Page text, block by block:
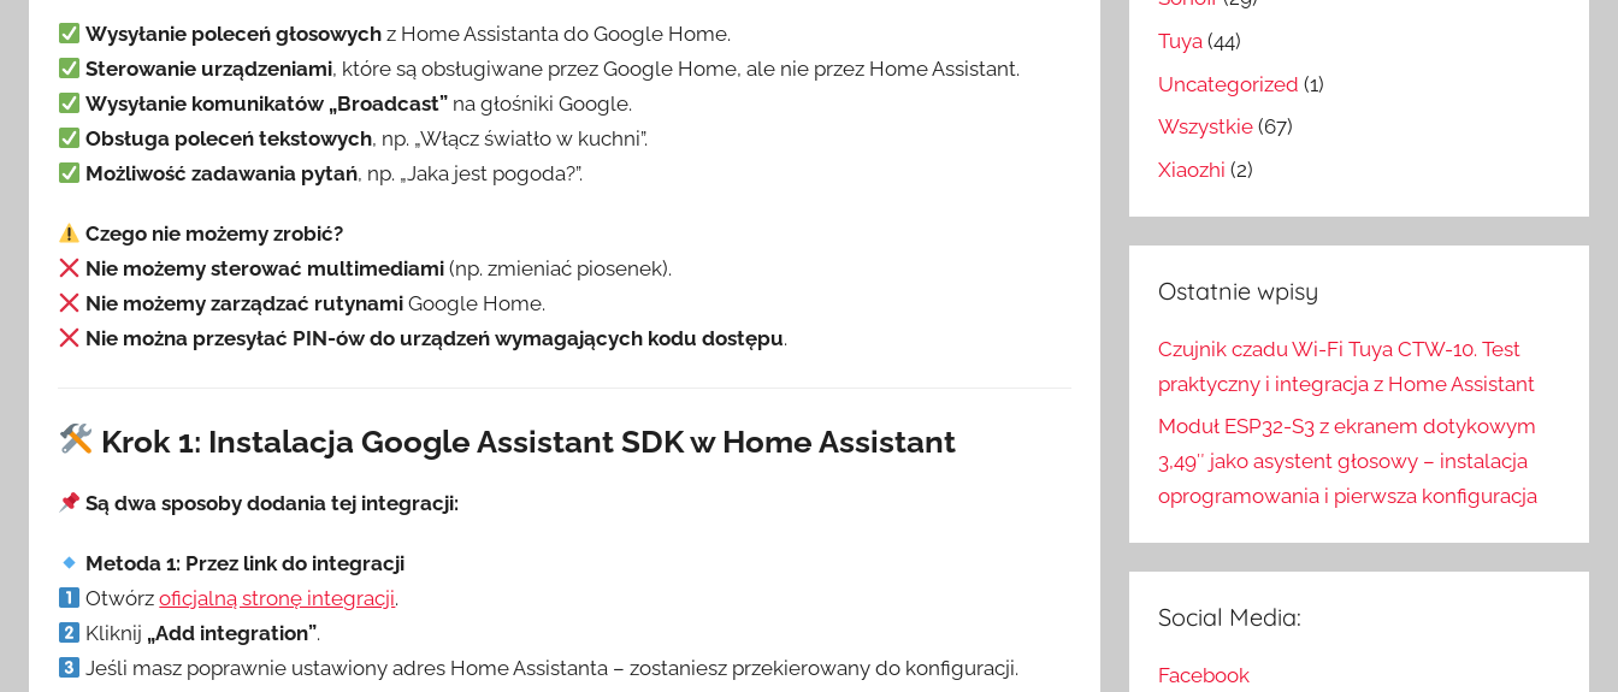
Wysyłanie poleceń głosowych z Home Assistanta do Google Home.
Sterowanie urządzeniami, które są obsługiwane przez Google Home, ale nie przez Home Assistant.
Wysyłanie komunikatów „Broadcast” na głośniki Google.
Obsługa poleceń tekstowych, np. „Włącz światło w kuchni”.
Możliwość zadawania pytań, np. „Jaka jest pogoda?”.
Czego nie możemy zrobić?
Nie możemy sterować multimediami (np. zmieniać piosenek).
Nie możemy zarządzać rutynami Google Home.
Nie można przesyłać PIN-ów do urządzeń wymagających kodu dostępu.
Krok 1: Instalacja Google Assistant SDK w Home Assistant
Są dwa sposoby dodania tej integracji:
Metoda 1: Przez link do integracji
Otwórzoficjalną stronę integracji.
Kliknij „Add integration”.
Jeśli masz poprawnie ustawiony adres Home Assistanta – zostaniesz przekierowany do konfiguracji.
Tuya (44)
Uncategorized (1)
Wszystkie (67)
Xiaozhi (2)
Ostatnie wpisy
Czujnik czadu Wi-Fi Tuya CTW-10. Test
praktyczny i integracja z Home Assistant
Moduł ESP32-S3 z ekranem dotykowym
3,49″ jako asystent głosowy – instalacja
oprogramowania i pierwsza konfiguracja
Social Media:
Facebook